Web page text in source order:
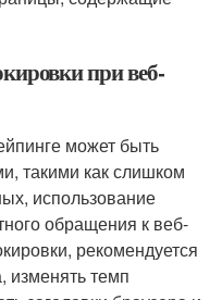
при веб-
может быть
такими как слишком
использование
обращения к веб-
рекомендуется
изменять темп